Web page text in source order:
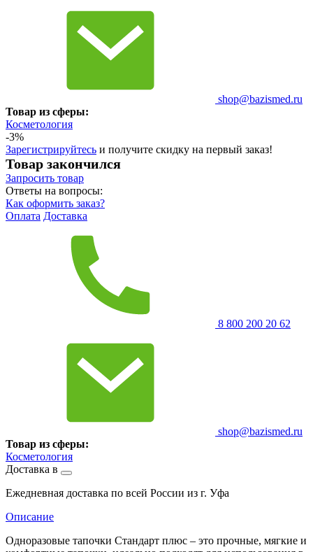
shop@bazismed.ru
Товар из сферы:
Косметология
-3%
Зарегистрируйтесь и получите скидку на первый заказ!
Товар закончился
Запросить товар
Ответы на вопросы:
Как оформить заказ?
Оплата Доставка
8 800 200 20 62
shop@bazismed.ru
Товар из сферы:
Косметология
Доставка в
Ежедневная доставка по всей России из г. Уфа
Описание
Одноразовые тапочки Стандарт плюс – это прочные, мягкие и